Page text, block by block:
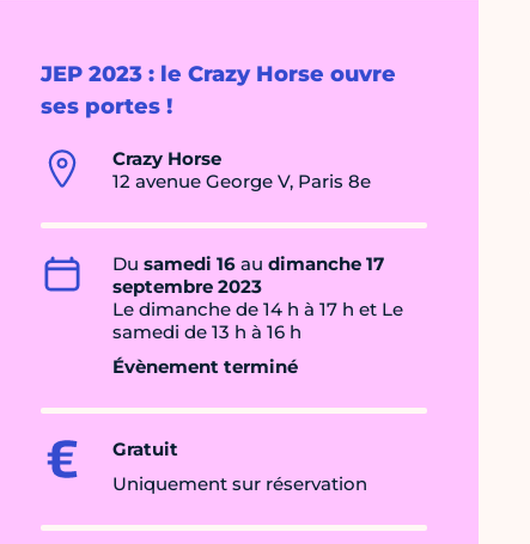
JEP 2023 : le Crazy Horse ouvre
ses portes !
Crazy Horse
12 avenue George V, Paris 8e
Du samedi 16 au dimanche 17
septembre 2023
Le dimanche de 14 h à 17 h et Le
samedi de 13 h à 16 h
Évènement terminé
Gratuit
Uniquement sur réservation